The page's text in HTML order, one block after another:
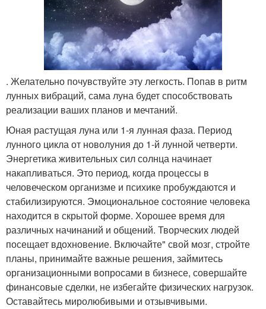
. Желательно почувствуйте эту легкость. Попав в ритм
лунных вибраций, сама луна будет способствовать
реализации ваших планов и мечтаний.
Юная растущая луна или 1-я лунная фаза. Период
лунного цикла от новолуния до 1-й лунной четверти.
Энергетика живительных сил солнца начинает
накапливаться. Это период, когда процессы в
человеческом организме и психике пробуждаются и
стабилизируются. Эмоциональное состояние человека
находится в скрытой форме. Хорошее время для
различных начинаний и общений. Творческих людей
посещает вдохновение. Включайте" свой мозг, стройте
планы, принимайте важные решения, займитесь
организационными вопросами в бизнесе, совершайте
финансовые сделки, не избегайте физических нагрузок.
Оставайтесь миролюбивыми и отзывчивыми.